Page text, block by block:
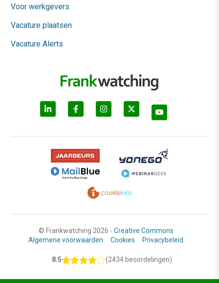
Voor werkgevers
Vacature plaatsen
Vacature Alerts
© Frankwatching 2026 - Creative Commons
Algemene voorwaarden
Cookies Privacybeleid
8.5 (2434 beoordelingen)